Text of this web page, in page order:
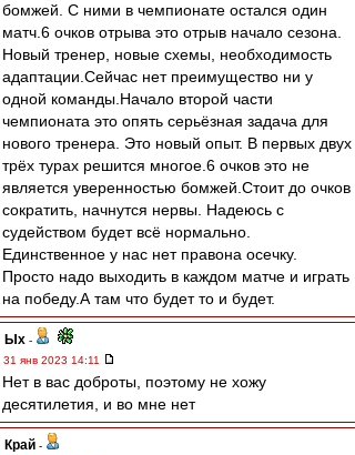
бомжей. С ними в чемпионате остался один
матч.6 очков отрыва это отрыв начало сезона.
Новый тренер, новые схемы, необходимость
адаптации.Сейчас нет преимущество ни у
одной команды.Начало второй части
чемпионата это опять серьёзная задача для
нового тренера. Это новый опыт. В первых двух
трёх турах решится многое.6 очков это не
является уверенностью бомжей.Стоит до очков
сократить, начнутся нервы. Надеюсь с
судейством будет всё нормально.
Единственное у нас нет правона осечку.
Просто надо выходить в каждом матче и играть
на победу.А там что будет то и будет.
Ых -
31 янв 2023 14:11
Нет в вас доброты, поэтому не хожу
десятилетия, и во мне нет
Край -